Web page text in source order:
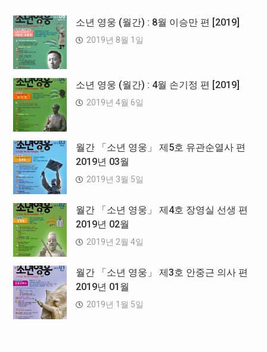
소년 영웅 (월간) : 8월 이승만 편 [2019]
2019년 8월 1일
소년 영웅 (월간) : 4월 손기정 편 [2019]
2019년 4월 6일
월간 「소년 영웅」 제5호 유관순열사 편
2019년 03월
2019년 3월 5일
월간 「소년 영웅」 제4호 장영실 선생 편
2019년 02월
2019년 2월 4일
월간 「소년 영웅」 제3호 안중근 의사 편
2019년 01월
2019년 1월 5일